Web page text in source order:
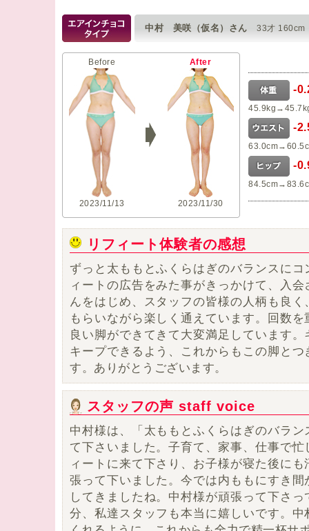
中村 美咲（仮名）さん 33才 160cm
Before
2023/11/13
After
2023/11/30
-
-
-
リフィート体験者の感想
ずっと太ももとふくらはぎのバランスに
ィートの広告をみた事がきっかけて、入
んをはじめ、スタッフの皆様の人柄も良く
もらいながら楽しく通えています。回数
良い脚ができてきて大変満足しています。
キープできるよう、これからもこの脚と
す。ありがとうございます。
スタッフの声 staff voice
中村様は、「太ももとふくらはぎのバラ
て下さいました。子育て、家事、仕事で
ィートに来て下さり、お子様が寝た後に
張って下いました。今では内ももにすき
してきましたね。中村様が頑張って下さ
分、私達スタッフも本当に嬉しいです。